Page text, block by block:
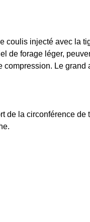
coulis injecté avec la
de forage léger,
Le
de la circonférence de